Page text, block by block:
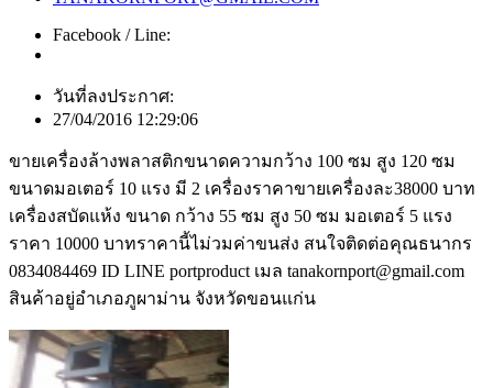
Facebook / Line:
วันที่ลงประกาศ:
27/04/2016 12:29:06
ขายเครื่องล้างพลาสติกขนาดความกว้าง 100 ซม สูง 120 ซม
ขนาดมอเตอร์ 10 แรง มี 2 เครื่องราคาขายเครื่องละ38000 บาท
เครื่องสบัดแห้ง ขนาด กว้าง 55 ซม สูง 50 ซม มอเตอร์ 5 แรง
ราคา 10000 บาทราคานี้ไม่วมค่าขนส่ง สนใจติดต่อคุณธนากร
0834084469 ID LINE portproduct เมล tanakornport@gmail.com
สินค้าอยู่อำเภอภูผาม่าน จังหวัดขอนแก่น